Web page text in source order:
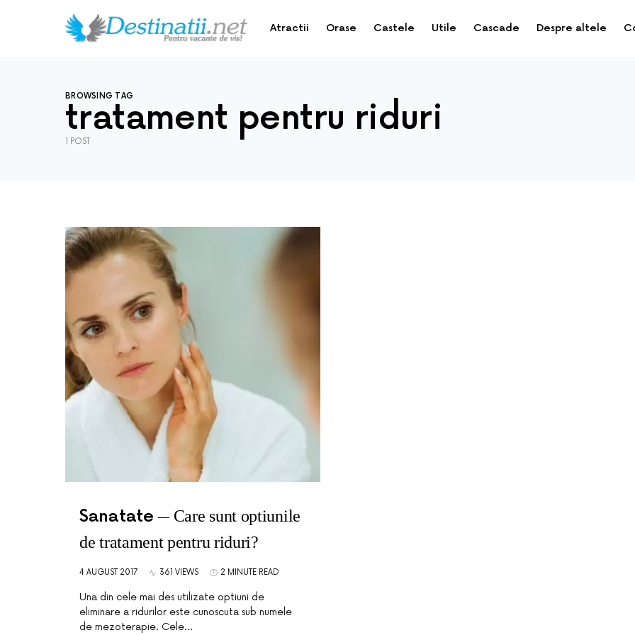
Atractii Orase Castele Utile Cascade Despre altele
BROWSING TAG
tratament pentru riduri
1 POST
Sanatate
Care sunt optiunile
de tratament pentru riduri?
4 AUGUST 2017 361 VIEWS 2 MINUTE READ
Una din cele mai des utilizate optiuni de
eliminare a ridurilor este cunoscuta sub numele
de mezoterapie. Cele…